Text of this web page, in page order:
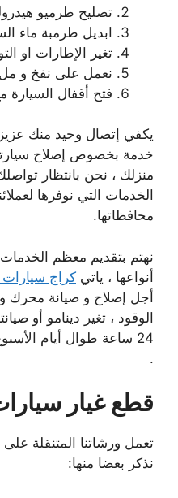
تصليح طرميو
ابديل طرمبة ماء
تغير الإطارات او
نعمل على نفخ و
فتح أقفال السيارة
يكفي إتصال وحيد منك
خدمة بخصوص إصلاح
منزلك ، نحن بانتظار
الخدمات التي نوفرها
محافظاتها.
نهتم بتقديم معظم
أنواعها ، ياتي كراج سيارات
أجل إصلاح و صيانة محرك و
الوقود ، تغير دينامو أو
24 ساعة طوال أيام
.
قطع غيار
تعمل ورشاتنا المتنقلة
نذكر بعضا منها: